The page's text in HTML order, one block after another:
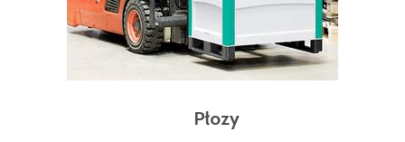
Płozy